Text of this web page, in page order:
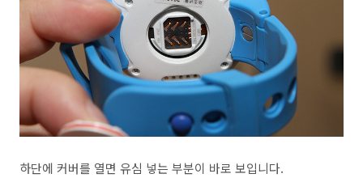
하단에 커버를 열면 유심 넣는 부분이 바로 보입니다.